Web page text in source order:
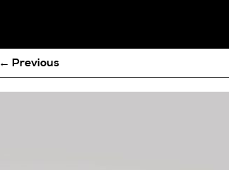
← Previous